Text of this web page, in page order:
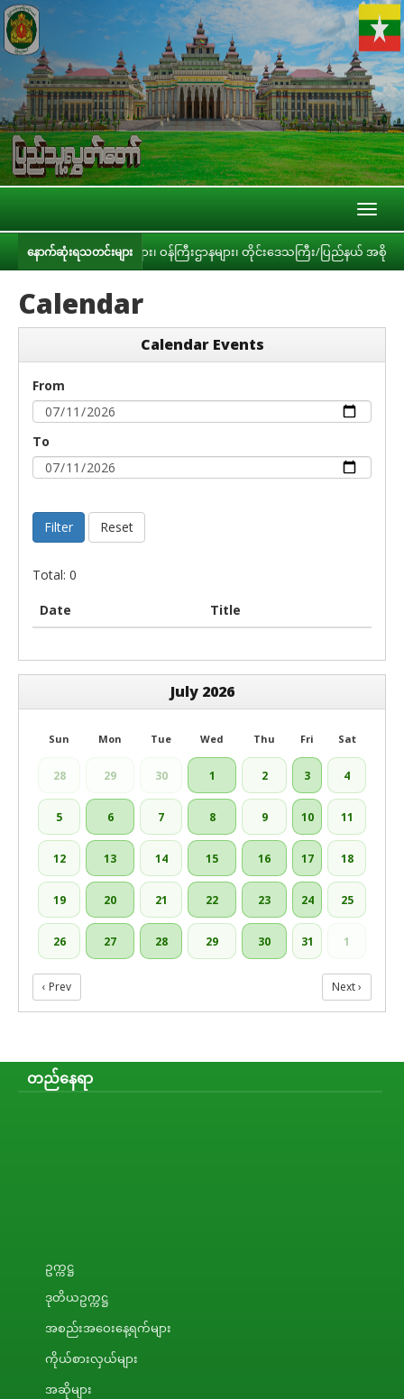
နောက်ဆုံးရသတင်းများ
င့် အဖွဲ့အစည်းများ၊ ဝန်ကြီးဌာနများ၊ တိုင်းဒေသကြီး/ပြည်နယ် အစိုးရအ
Calendar
Calendar Events
From
To
Filter Reset
Total: 0
Date Title
July 2026
Sun Mon Tue Wed Thu Fri Sat
28 29 30 1 2 3 4
5 6 7 8 9 10 11
12 13 14 15 16 17 18
19 20 21 22 23 24 25
26 27 28 29 30 31 1
‹ Prev Next ›
တည်နေရာ
ဥက္ကဋ္ဌ
ဒုတိယဥက္ကဋ္ဌ
အစည်းအဝေးနေ့ရက်များ
ကိုယ်စားလှယ်များ
အဆိုများ